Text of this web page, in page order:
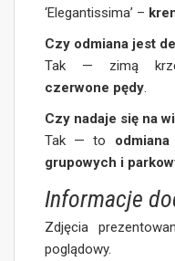
‘Elegantissima’ –
Czy odmiana jest
Tak — zimą
czerwone pędy.
Czy nadaje się na
Tak — to
grupowych i
Informacje
Zdjęcia
poglądowy.